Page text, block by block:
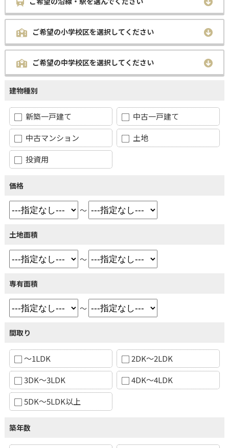
ご希望の小学校区を選択してください
ご希望の中学校区を選択してください
建物種別
新築一戸建て
中古一戸建て
中古マンション
土地
投資用
価格
～
土地面積
～
専有面積
～
間取り
～1LDK
2DK～2LDK
3DK～3LDK
4DK～4LDK
5DK～5LDK以上
築年数